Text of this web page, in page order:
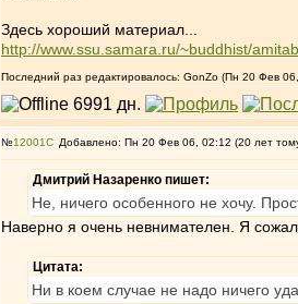
Здесь хороший материал...
http://www.ssu.samara.ru/~buddhist/
Последний раз редактировалось: GonZo (Пн 20 Фев
№12001 Добавлено: Пн 20 Фев 06, 02:12 (20 лет
Дмитрий Назаренко пишет:
Не, ничего особенного не хочу.
Наверно я очень невнимателен. Я
Цитата:
Ни в коем случае не надо ничего